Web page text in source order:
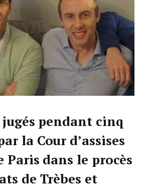
pendant cinq
la Cour d’assises
Paris dans le procès
de Trèbes et